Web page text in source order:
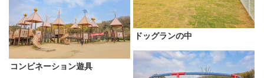
ドッグランの中
コンビネーション遊具